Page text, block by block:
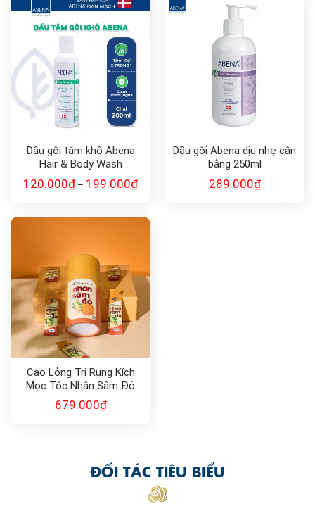
Dầu gội tắm khô Abena
Hair & Body Wash
120.000₫ – 199.000₫
Dầu gội Abena dịu nhẹ cân
bằng 250ml
289.000₫
Cao Lỏng Trị Rụng Kích
Mọc Tóc Nhân Sâm Đỏ
679.000₫
ĐỐI TÁC TIÊU BIỂU